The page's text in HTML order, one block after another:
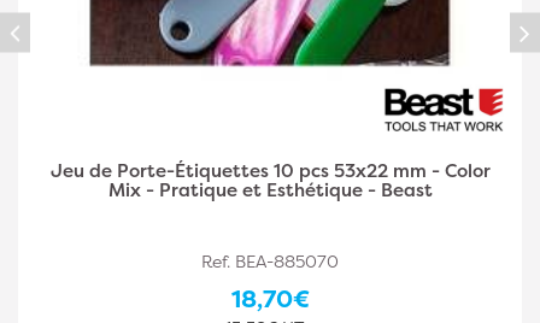
Jeu de Porte-Étiquettes 100 pcs 53x22 mm -
Mix - Pratique et Esthétique - Beast
Ref. BEA-885071
30,00€